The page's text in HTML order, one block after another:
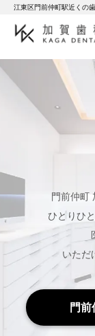
江東区門前仲町駅近くの
門前仲町
ひとりひ
いただ
門